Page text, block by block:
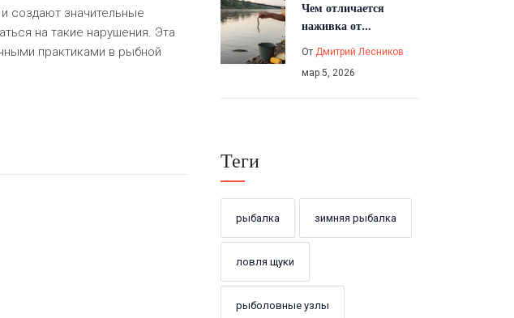
создают значительные
на такие нарушения. Эта
практиками в рыбной
Чем отличается
наживка от
объяснение для
начинающих рыбаков
От Дмитрий Лесников
мар 5, 2026
Теги
рыбалка зимняя рыбалка
ловля щуки
рыболовные узлы